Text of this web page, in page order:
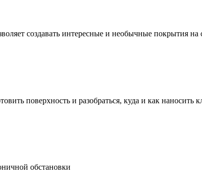
создавать интересные и необычные покрытия на
поверхность и разобраться, куда и как наносить
обстановки